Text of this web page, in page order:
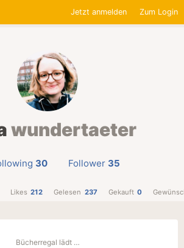
Jetzt anmelden Zum Login
wundertaeter
30 Follower 35
Likes 212 Gelesen 237 Gekauft 0
Bücherregal lädt …